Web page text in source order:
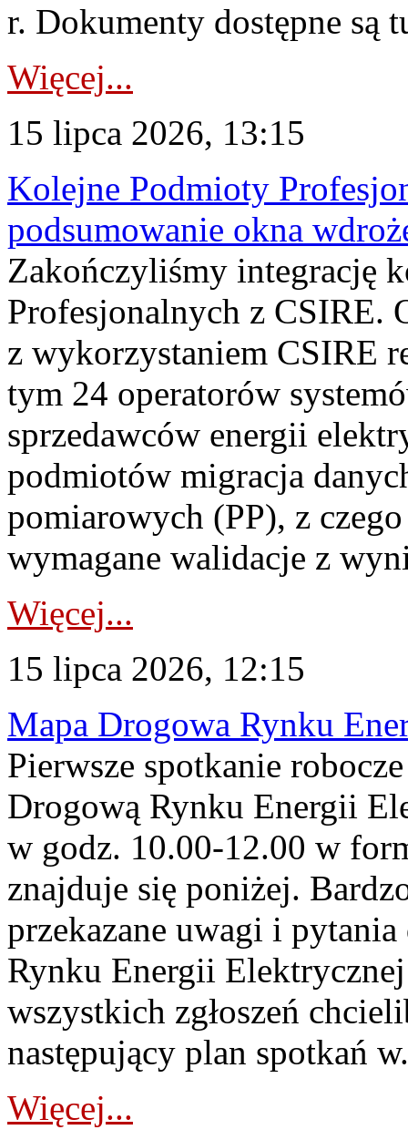
r. Dokumenty dostępne są
Więcej...
15 lipca 2026, 13:15
Kolejne Podmioty
podsumowanie okna
Zakończyliśmy integrację
Profesjonalnych z CSIRE.
z wykorzystaniem CSIRE
tym 24 operatorów
sprzedawców energii
podmiotów migracja
pomiarowych (PP), z
wymagane walidacje z
Więcej...
15 lipca 2026, 12:15
Mapa Drogowa Rynku
Pierwsze spotkanie
Drogową Rynku Energii
w godz. 10.00-12.00 w
znajduje się poniżej.
przekazane uwagi i
Rynku Energii
wszystkich zgłoszeń
następujący plan spotkań
Więcej...